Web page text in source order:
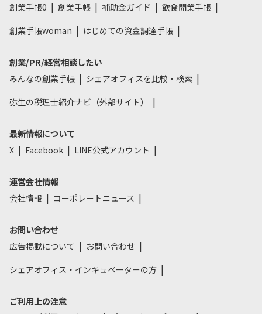
創業手帳0 創業手帳 補助金ガイド
飲食開業手帳
創業手帳woman
はじめての資金調達手帳
創業/PR/経営相談したい
みんなの創業手帳
シェアオフィスを比較・検索
弥生の税理士紹介ナビ（外部サイト）
最新情報について
X Facebook LINE公式アカウント
運営会社情報
会社情報 コーポレートニュース
お問い合わせ
広告掲載について
お問い合わせ
シェアオフィス・インキュベーターの方
ご利用上の注意